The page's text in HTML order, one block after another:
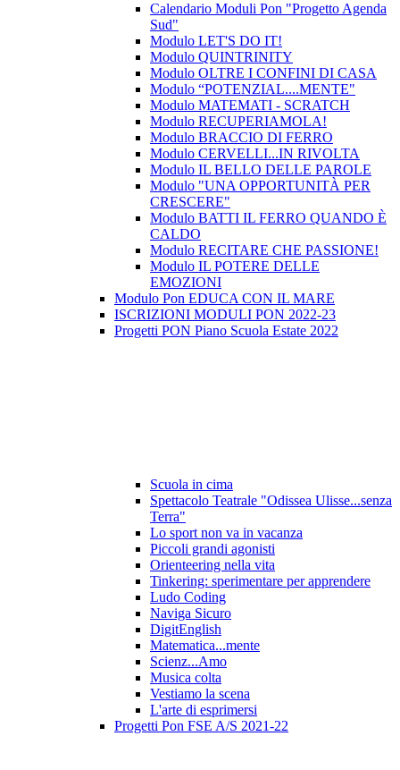
Calendario Moduli Pon "Progetto Agenda
Sud"
Modulo LET'S DO IT!
Modulo QUINTRINITY
Modulo OLTRE I CONFINI DI CASA
Modulo “POTENZIAL....MENTE"
Modulo MATEMATI - SCRATCH
Modulo RECUPERIAMOLA!
Modulo BRACCIO DI FERRO
Modulo CERVELLI...IN RIVOLTA
Modulo IL BELLO DELLE PAROLE
Modulo "UNA OPPORTUNITÀ PER
CRESCERE"
Modulo BATTI IL FERRO QUANDO È
CALDO
Modulo RECITARE CHE PASSIONE!
Modulo IL POTERE DELLE
EMOZIONI
Modulo Pon EDUCA CON IL MARE
ISCRIZIONI MODULI PON 2022-23
Progetti PON Piano Scuola Estate 2022
Scuola in cima
Spettacolo Teatrale "Odissea Ulisse...senza
Terra"
Lo sport non va in vacanza
Piccoli grandi agonisti
Orienteering nella vita
Tinkering: sperimentare per apprendere
Ludo Coding
Naviga Sicuro
DigitEnglish
Matematica...mente
Scienz...Amo
Musica colta
Vestiamo la scena
L'arte di esprimersi
Progetti Pon FSE A/S 2021-22